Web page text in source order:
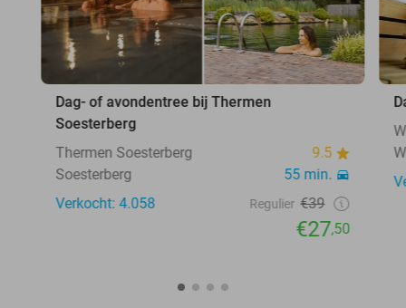
Dag- of avondentree bij Thermen
Soesterberg
Thermen Soesterberg
9.5
Soesterberg
55 min.
Verkocht: 4.058
Regulier €39
€27,50